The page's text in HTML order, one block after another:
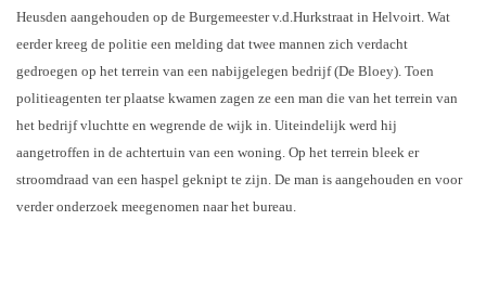
Heusden aangehouden op de Burgemeester v.d.Hurkstraat in Helvoirt. Wat
eerder kreeg de politie een melding dat twee mannen zich verdacht
gedroegen op het terrein van een nabijgelegen bedrijf (De Bloey). Toen
politieagenten ter plaatse kwamen zagen ze een man die van het terrein van
het bedrijf vluchtte en wegrende de wijk in. Uiteindelijk werd hij
aangetroffen in de achtertuin van een woning. Op het terrein bleek er
stroomdraad van een haspel geknipt te zijn. De man is aangehouden en voor
verder onderzoek meegenomen naar het bureau.